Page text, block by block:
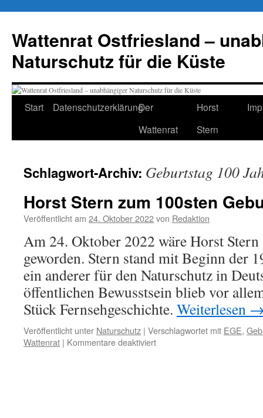
springen
Wattenrat Ostfriesland –
Naturschutz für die Küste
Start DatenschutzerklärungDer
Wattenrat
Horst
Stern
Schlagwort-Archiv: Geburtstag 100
Horst Stern zum 100sten
Veröffentlicht am 24. Oktober 2022von Redaktion
Am 24. Oktober 2022 wäre Horst Stern
geworden. Stern stand mit Beginn der
ein anderer für den Naturschutz in
öffentlichen Bewusstsein blieb vor
Stück Fernsehgeschichte. Weiterlesen
Veröffentlicht unter Naturschutz | Verschlagwortet mit EGE,
Wattenrat | Kommentare deaktiviertfür